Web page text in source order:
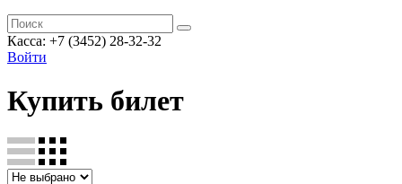
Касса: +7 (3452) 28-32-32
Войти
Купить билет